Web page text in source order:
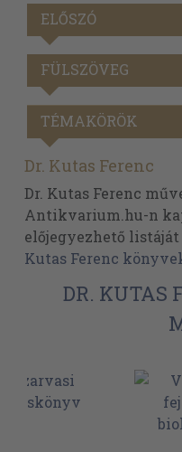
ELŐSZÓ
FÜLSZÖVEG
TÉMAKÖRÖK
Dr. Kutas Ferenc
Dr. Kutas Ferenc
Antikvarium.hu-n
előjegyezhető
Kutas Ferenc
DR. KUTAS